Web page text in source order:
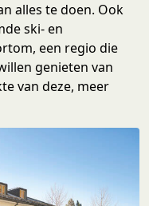
alles te doen. Ook
ski- en
een regio die
genieten van
van deze, meer